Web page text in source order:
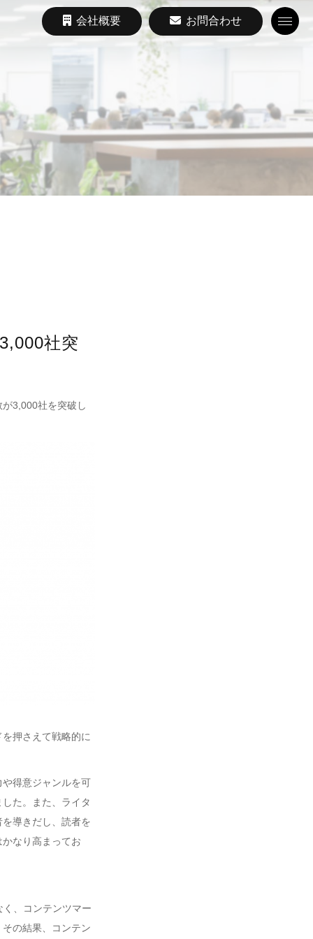
会社概要 お問合わせ
社突
3,000社を突破し
押さえて戦略的に
得意ジャンルを可
た。また、ライタ
導きだし、読者を
なり高まってお
、コンテンツマー
の結果、コンテン